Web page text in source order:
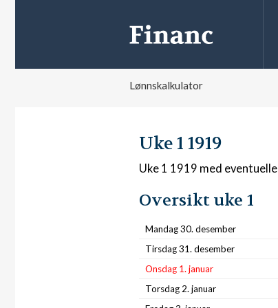
Lønnskalkulator
Uke 1 1919
Uke 1 1919 med
Oversikt uke 1
Mandag 30. desember
Tirsdag 31. desember
Onsdag 1. januar
Torsdag 2. januar